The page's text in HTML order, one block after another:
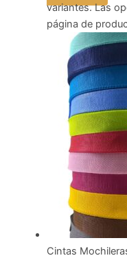
variantes. Las
página de
Cintas